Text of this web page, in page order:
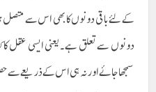
کے لئے باقی دونوں کا بھی اس سے متصل
دونوں سے تعلق ہے۔یعنی ایسی عقل کا
سمجھا جائے اور نہ ہی اس کے ذریعے